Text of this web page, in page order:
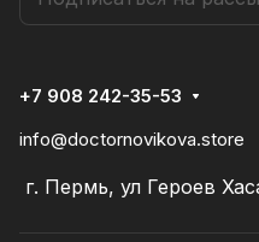
+7 908 242-35-53
info@doctornovikova.store
г. Пермь, ул Героев